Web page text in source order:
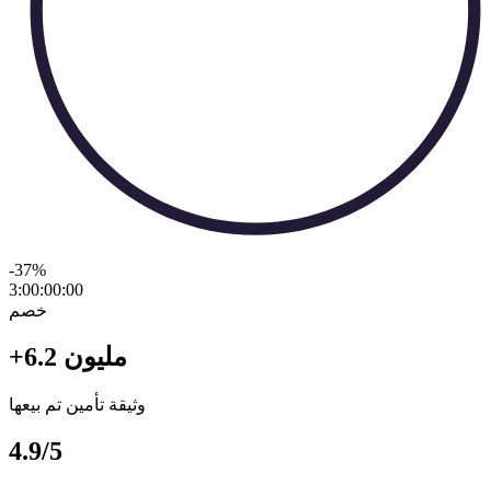
-37%
3:00:00:00
خصم
+6.2 مليون
وثيقة تأمين تم بيعها
4.9/5